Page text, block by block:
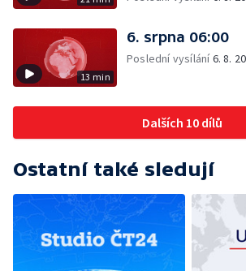
13 min
6. srpna 06:00
Poslední vysílání6. 8.
Dalších 10 dílů
Ostatní také sledují